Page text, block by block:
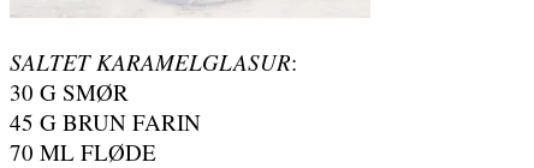
SALTET KARAMELGLASUR:
30 G SMØR
45 G BRUN FARIN
70 ML FLØDE